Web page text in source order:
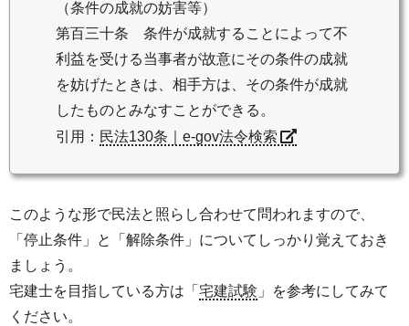
（条件の成就の妨害等）
第百三十条 条件が成就することによって不
利益を受ける当事者が故意にその条件の成就
を妨げたときは、相手方は、その条件が成就
したものとみなすことができる。
引用： 民法130条｜e-gov法令検索
このような形で民法と照らし合わせて問われますので、
「停止条件」と「解除条件」についてしっかり覚えておき
ましょう。
宅建士を目指している方は「 宅建試験 」を参考にしてみて
ください。